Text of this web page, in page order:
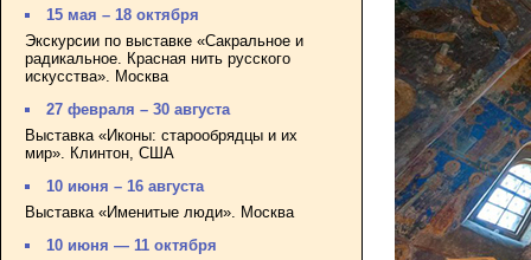
15 мая – 18 октября
Экскурсии по выставке «Сакральное и
радикальное. Красная нить русского
искусства». Москва
27 февраля – 30 августа
Выставка «Иконы: старообрядцы и их
мир». Клинтон, США
10 июня – 16 августа
Выставка «Именитые люди». Москва
10 июня — 11 октября